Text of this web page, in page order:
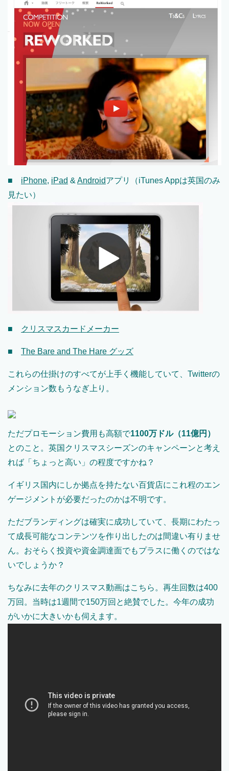
■ iPhone, iPad & Androidアプリ（iTunes Appは英国のみ
見たい）
■ クリスマスカードメーカー
■ The Bare and The Hare グッズ
これらの仕掛けのすべてが上手く機能していて、Twitterの
メンション数もうなぎ上り。
ただプロモーション費用も高額で1100万ドル（11億円）
とのこと。英国クリスマスシーズンのキャンペーンと考え
れば「ちょっと高い」の程度ですかね？
イギリス国内にしか拠点を持たない百貨店にこれ程のエン
ゲージメントが必要だったのかは不明です。
ただブランディングは確実に成功していて、長期にわたっ
て成長可能なコンテンツを作り出したのは間違い有りませ
ん。おそらく投資や資金調達面でもプラスに働くのではな
いでしょうか？
ちなみに去年のクリスマス動画はこちら。再生回数は400
万回。当時は1週間で150万回と絶賛でした。今年の成功
がいかに大きいかも伺えます。